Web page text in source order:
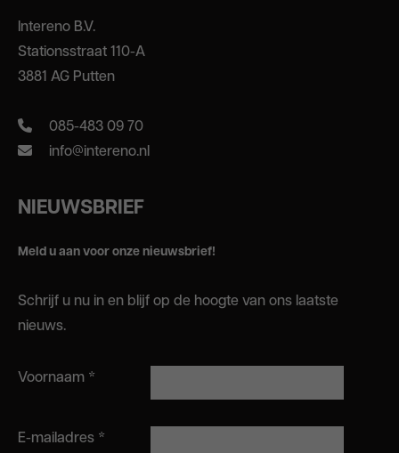
Intereno B.V.
Stationsstraat 110-A
3881 AG Putten
085-483 09 70
info@intereno.nl
NIEUWSBRIEF
Meld u aan voor onze nieuwsbrief!
Schrijf u nu in en blijf op de hoogte van ons laatste
nieuws.
Voornaam *
E-mailadres *